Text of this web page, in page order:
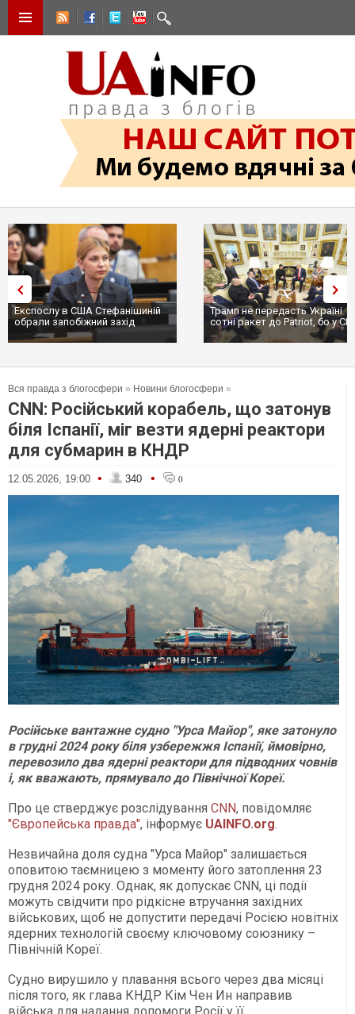
Експослу в США Стефанішиній
обрали запобіжний захід
Трамп не передасть Україні
сотні ракет до Patriot, бо у
...
Вся правда з блогосфери » Новини блогосфери »
CNN: Російський корабель, що затонув
біля Іспанії, міг везти ядерні реактори
для субмарин в КНДР
12.05.2026, 19:00 • 340 • 0
Російське вантажне судно "Урса Майор", яке затонуло
в грудні 2024 року біля узбережжя Іспанії, ймовірно,
перевозило два ядерні реактори для підводних човнів
і, як вважають, прямувало до Північної Кореї.
Про це стверджує розслідування CNN, повідомляє
"Європейська правда", інформує UAINFO.org.
Незвичайна доля судна "Урса Майор" залишається
оповитою таємницею з моменту його затоплення 23
грудня 2024 року. Однак, як допускає CNN, ці події
можуть свідчити про рідкісне втручання західних
військових, щоб не допустити передачі Росією новітніх
ядерних технологій своєму ключовому союзнику –
Північній Кореї.
Судно вирушило у плавання всього через два місяці
після того, як глава КНДР Кім Чен Ин направив